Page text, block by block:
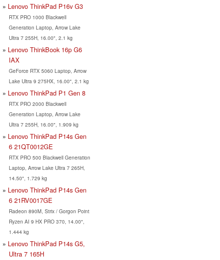
Lenovo ThinkPad P16v G3
RTX PRO 1000 Blackwell
Generation Laptop, Arrow Lake
Ultra 7 255H, 16.00", 2.1 kg
Lenovo ThinkBook 16p G6
IAX
GeForce RTX 5060 Laptop, Arrow
Lake Ultra 9 275HX, 16.00", 2.1 kg
Lenovo ThinkPad P1 Gen 8
RTX PRO 2000 Blackwell
Generation Laptop, Arrow Lake
Ultra 7 255H, 16.00", 1.909 kg
Lenovo ThinkPad P14s Gen
6 21QT0012GE
RTX PRO 500 Blackwell Generation
Laptop, Arrow Lake Ultra 7 265H,
14.50", 1.729 kg
Lenovo ThinkPad P14s Gen
6 21RV0017GE
Radeon 890M, Strix / Gorgon Point
Ryzen AI 9 HX PRO 370, 14.00",
1.444 kg
Lenovo ThinkPad P14s G5,
Ultra 7 165H